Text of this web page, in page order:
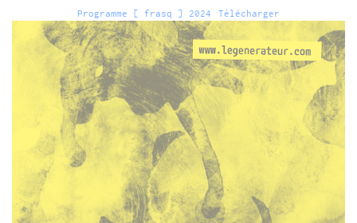
Programme [ frasq ] 2024 Télécharger